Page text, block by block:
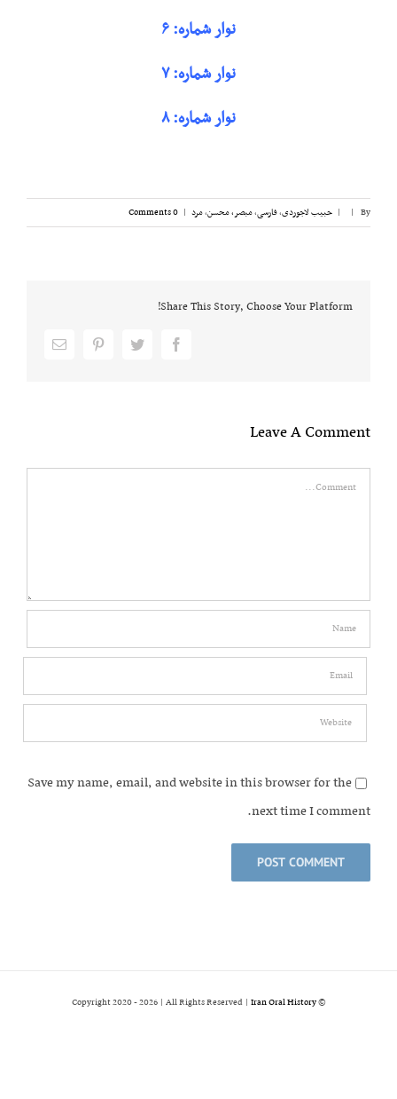
نوار شماره: ۶
نوار شماره: ۷
نوار شماره: ۸
By
|
| حبیب لاجوردی,فارسی,مبصر، محسن,مرد |
0 Comments
Share This Story, Choose Your Platform!
facebook
twitter
pinterest
Email
Leave A Comment
Comment
Save my name, email, and website in this browser for the
next time I comment.
© Copyright 2020 -
2026 | All Rights Reserved | Iran Oral History